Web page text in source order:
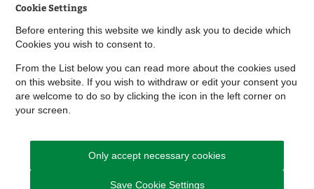
Send Digital Post til Pladsanvisningen
Du kan også ringe til os
Telefon 8794 7321
Telefontid til en medarbejder i
pladsanvisningen:
Mandag: kl. 09.00 – 11.00
Onsdag: kl. 09.00 – 11.00
Torsdag: kl. 13.00 – 15.00
Fredag: Lukket
Cookie Settings
Before entering this website we kindly ask you to decide which
Cookies you wish to consent to.
From the List below you can read more about the cookies used
on this website. If you wish to withdraw or edit your consent you
are welcome to do so by clicking the icon in the left corner on
your screen.
Only accept necessary cookies
Save Cookie Settings